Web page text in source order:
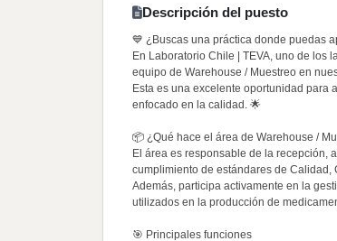
Descripción del puesto
💙 ¿Buscas una práctica donde puedas
En Laboratorio Chile | TEVA, uno de los
equipo de Warehouse / Muestreo en
Esta es una excelente oportunidad para
enfocado en la calidad. 🌟
📦 ¿Qué hace el área de Warehouse /
El área es responsable de la recepción,
cumplimiento de estándares de Calidad,
Además, participa activamente en la
utilizados en la producción de
🎯 Principales funciones